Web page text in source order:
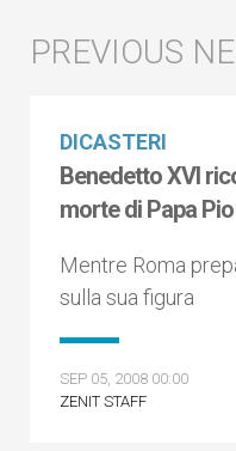
DICASTERI
Benedetto XVI
morte di Papa Pio
Mentre Roma
sulla sua figura
SEP 05, 2008 00:00
ZENIT STAFF